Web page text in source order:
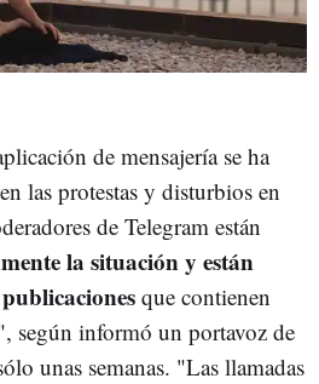
de mensajería se ha
las protestas y disturbios en
de Telegram están
la situación y están
que contienen
según informó un portavoz de
unas semanas. "Las llamadas